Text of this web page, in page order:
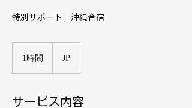
特別サポート｜沖縄合宿
1時間 JP
サービス内容